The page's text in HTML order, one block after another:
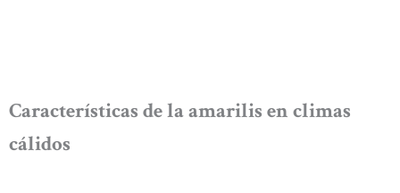
Características de la amarilis en climas
cálidos